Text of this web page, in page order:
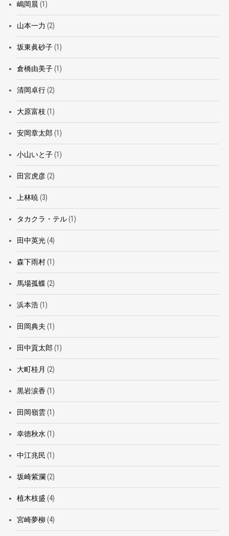
嶋岡晨 (1)
山本一力 (2)
坂東眞砂子(1)
倉橋由美子(1)
清岡卓行(2)
大原富枝 (1)
安岡章太郎 (1)
小山いと子(1)
田宮虎彦(2)
上林暁 (3)
タカクラ・テル(1)
田中英光(4)
森下雨村(1)
馬場孤蝶 (2)
浜本浩(1)
田岡典夫 (1)
田中貢太郎 (1)
大町桂月 (2)
黒岩涙香(1)
田岡嶺雲(1)
幸徳秋水 (1)
中江兆民 (1)
坂崎紫瀾 (2)
植木枝盛 (4)
宮崎夢柳 (4)